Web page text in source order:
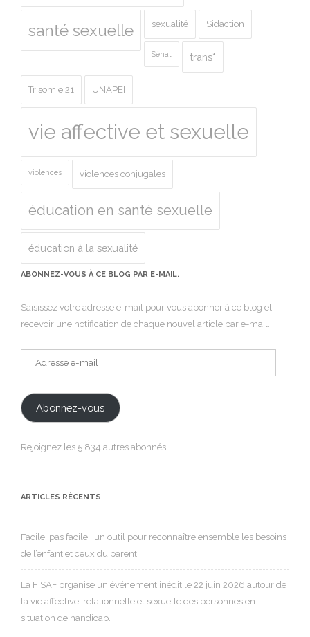
santé sexuelle sexualité Sidaction
Sénat trans*
Trisomie 21 UNAPEI
vie affective et sexuelle
violences violences conjugales
éducation en santé sexuelle
éducation à la sexualité
ABONNEZ-VOUS À CE BLOG PAR E-MAIL.
Saisissez votre adresse e-mail pour vous abonner à ce blog et
recevoir une notification de chaque nouvel article par e-mail.
Adresse
e-
Abonnez-vous
Rejoignez les 5 834 autres abonnés
ARTICLES RÉCENTS
Facile, pas facile : un outil pour reconnaître ensemble les besoins
de l’enfant et ceux du parent
La FISAF organise un événement inédit le 22 juin 2026 autour de
la vie affective, relationnelle et sexuelle des personnes en
situation de handicap.